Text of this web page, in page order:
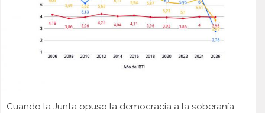
Cuando la Junta opuso la democracia a la soberanía: